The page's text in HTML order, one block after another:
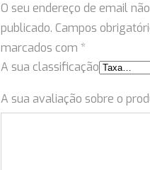
O seu endereço de email
publicado. Campos
marcados com *
A sua classificação
A sua avaliação sobre o